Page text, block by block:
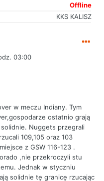
Offline
KKS KALISZ
03:00
w meczu Indiany. Tym
ostatnio grają
Nuggets przegrali
109,105 oraz 103
z GSW 116-123 .
,nie przekroczyli stu
Jednak w styczniu
solidnie tę granicę rzucając